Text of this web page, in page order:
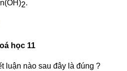
2.
học 11
luận nào sau đây là đúng ?